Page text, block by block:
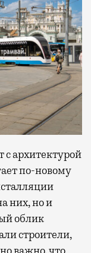
архитектурой
по-новому
них, но и
облик
строители,